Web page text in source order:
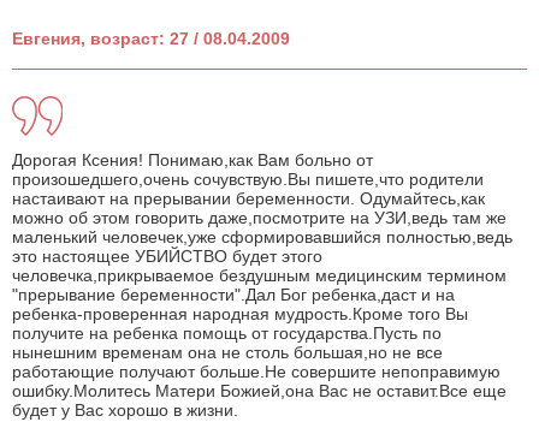
Евгения, возраст: 27 / 08.04.2009
Дорогая Ксения! Понимаю,как Вам больно от
произошедшего,очень сочувствую.Вы пишете,что родители
настаивают на прерывании беременности. Одумайтесь,как
можно об этом говорить даже,посмотрите на УЗИ,ведь там же
маленький человечек,уже сформировавшийся полностью,ведь
это настоящее УБИЙСТВО будет этого
человечка,прикрываемое бездушным медицинским термином
"прерывание беременности".Дал Бог ребенка,даст и на
ребенка-проверенная народная мудрость.Кроме того Вы
получите на ребенка помощь от государства.Пусть по
нынешним временам она не столь большая,но не все
работающие получают больше.Не совершите непоправимую
ошибку.Молитесь Матери Божией,она Вас не оставит.Все еще
будет у Вас хорошо в жизни.